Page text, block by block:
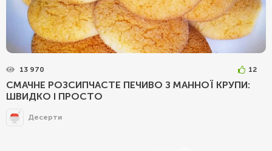
13 970 12
СМАЧНЕ РОЗСИПЧАСТЕ ПЕЧИВО З МАННОЇ КРУПИ:
ШВИДКО І ПРОСТО
Десерти